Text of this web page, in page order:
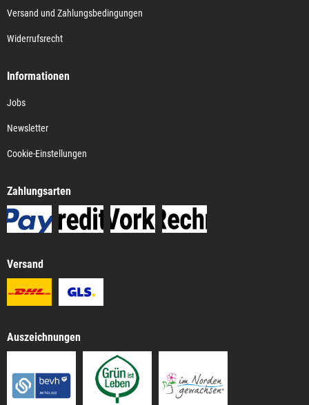
Versand und Zahlungsbedingungen
Widerrufsrecht
Informationen
Jobs
Newsletter
Cookie-Einstellungen
Zahlungsarten
Versand
Auszeichnungen